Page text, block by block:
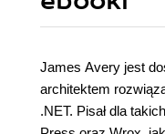
James Avery jest
architektem
.NET. Pisał dla